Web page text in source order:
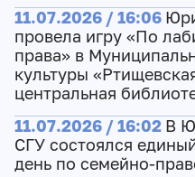
11.07.2026 / 16:06
провела игру «По
права» в
культуры
центральная
11.07.2026 / 16:02 В
СГУ состоялся
день по семейно-